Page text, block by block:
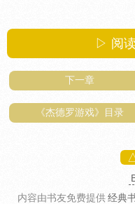
▷ 阅
下一章
《杰德罗游戏》目录
内容由书友免费提供经典